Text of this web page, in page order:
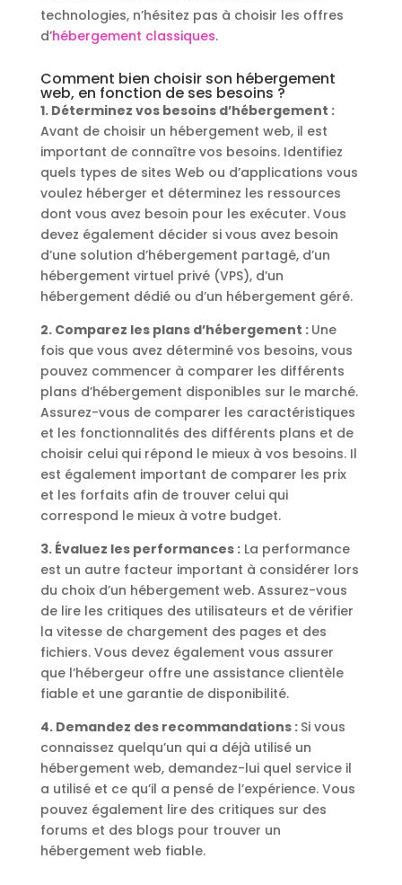
technologies, n’hésitez pas à choisir les offres
d’hébergement classiques.
Comment bien choisir son hébergement
web, en fonction de ses besoins ?
1. Déterminez vos besoins d’hébergement :
Avant de choisir un hébergement web, il est
important de connaître vos besoins. Identifiez
quels types de sites Web ou d’applications vous
voulez héberger et déterminez les ressources
dont vous avez besoin pour les exécuter. Vous
devez également décider si vous avez besoin
d’une solution d’hébergement partagé, d’un
hébergement virtuel privé (VPS), d’un
hébergement dédié ou d’un hébergement géré.
2. Comparez les plans d’hébergement : Une
fois que vous avez déterminé vos besoins, vous
pouvez commencer à comparer les différents
plans d’hébergement disponibles sur le marché.
Assurez-vous de comparer les caractéristiques
et les fonctionnalités des différents plans et de
choisir celui qui répond le mieux à vos besoins. Il
est également important de comparer les prix
et les forfaits afin de trouver celui qui
correspond le mieux à votre budget.
3. Évaluez les performances :La performance
est un autre facteur important à considérer lors
du choix d’un hébergement web. Assurez-vous
de lire les critiques des utilisateurs et de vérifier
la vitesse de chargement des pages et des
fichiers. Vous devez également vous assurer
que l’hébergeur offre une assistance clientèle
fiable et une garantie de disponibilité.
4. Demandez des recommandations : Si vous
connaissez quelqu’un qui a déjà utilisé un
hébergement web, demandez-lui quel service il
a utilisé et ce qu’il a pensé de l’expérience. Vous
pouvez également lire des critiques sur des
forums et des blogs pour trouver un
hébergement web fiable.